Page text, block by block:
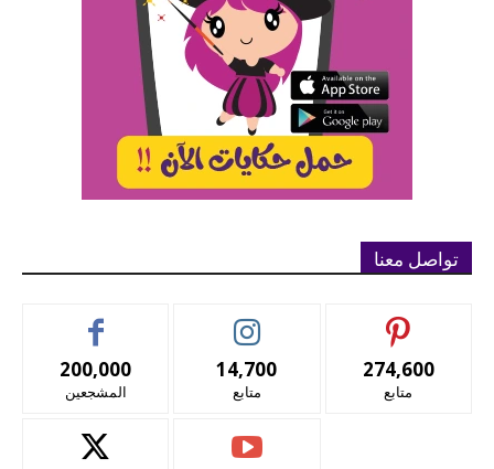
تواصل معنا
200,000
المشجعين
14,700
متابع
274,600
متابع